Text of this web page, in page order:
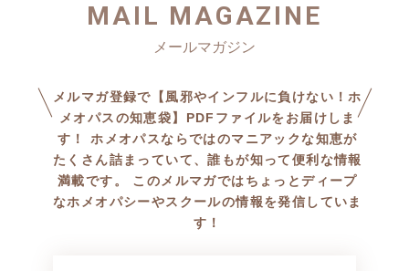
内容に関して詳細はメルマガ
のでぜひ読んで下さいね！
・セルフケア認定講師として
同じ悩みを持つママを助ける
是非、ご参加くださいね。
お申し込みはこちらから
https://homeopathyacademy.jp/
lp/wm-lp-3/
ご自身やご家族の健康に
る方は
是非、ご参加ください。
今までの延長線ではない
全く新しい世界線の未来のた
めに
MAIL MAGAZINE
メルマガ登録で【風邪やインフルに負けない！ホ
メオパスの知恵袋】PDFファイルをお届けしま
す！ ホメオパスならではのマニアックな知恵が
たくさん詰まっていて、誰もが知って便利な情報
満載です。 このメルマガではちょっとディープ
なホメオパシーやスクールの情報を発信していま
す！